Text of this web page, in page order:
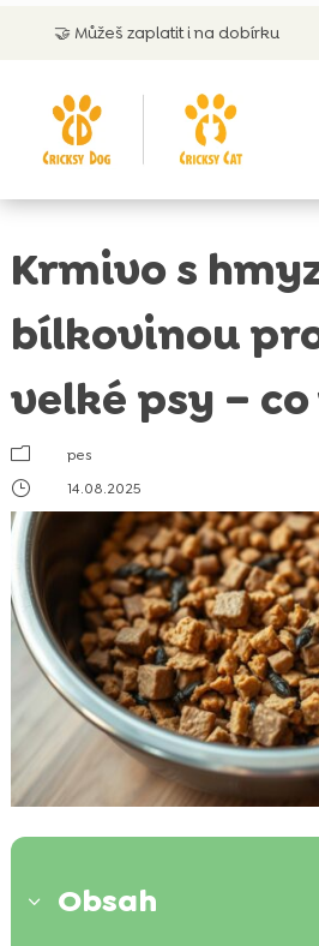
i na dobírku
Krmivo s
bílkovinou
velké psy –
m
pes
}
14.08.2025
3 Obsah